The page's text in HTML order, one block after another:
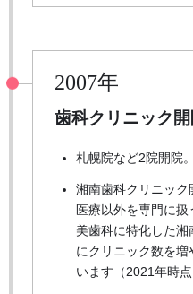
2007年
歯科クリニック
札幌院など2院開院。
湘南歯科クリニック
医療以外を専門に
美歯科に特化した
にクリニック数を
います（2021年時点